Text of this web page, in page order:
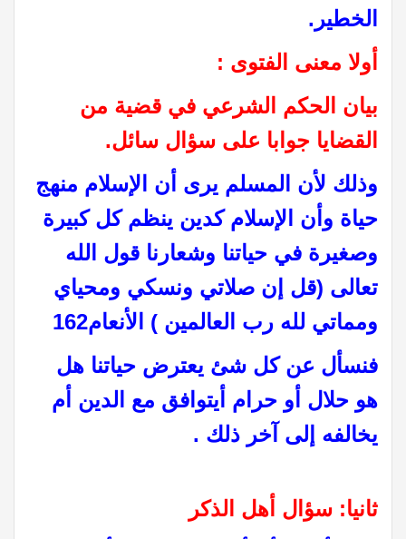
الخطير.
أولا معنى الفتوى :
بيان الحكم الشرعي في قضية من
القضايا جوابا على سؤال سائل.
وذلك لأن المسلم يرى أن الإسلام منهج
حياة وأن الإسلام كدين ينظم كل كبيرة
وصغيرة في حياتنا وشعارنا قول الله
تعالى (قل إن صلاتي ونسكي ومحياي
ومماتي لله رب العالمين ) الأنعام162
فنسأل عن كل شئ يعترض حياتنا هل
هو حلال أو حرام أيتوافق مع الدين أم
يخالفه إلى آخر ذلك .
ثانيا: سؤال أهل الذكر